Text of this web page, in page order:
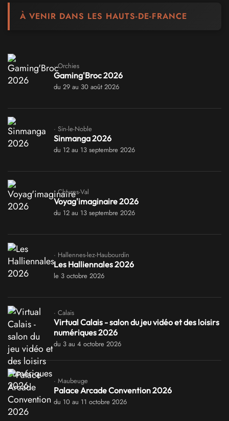
À VENIR DANS LES HAUTS-DE-FRANCE
· Orchies
Gaming'Broc 2026
du 29 au 30 août 2026
· Sin-le-Noble
Sinmanga 2026
du 12 au 13 septembre 2026
· Chivres-Val
Voyag'imaginaire 2026
du 12 au 13 septembre 2026
· Hallennes-lez-Haubourdin
Les Halliennales 2026
le 3 octobre 2026
· Calais
Virtual Calais - salon du jeu vidéo et des loisirs
numériques 2026
du 3 au 4 octobre 2026
· Maubeuge
Palace Arcade Convention 2026
du 10 au 11 octobre 2026